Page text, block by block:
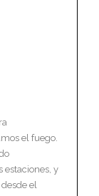
el fuego.
estaciones, y
el